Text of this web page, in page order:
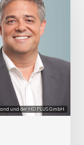
und der HD PLUS GmbH